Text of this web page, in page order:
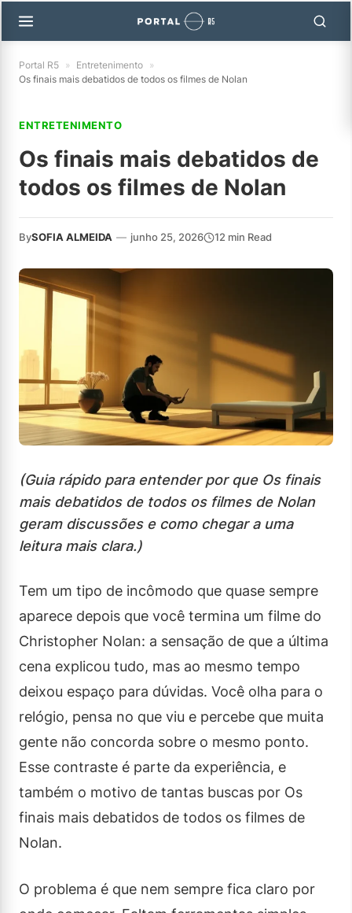
Portal R5 » Entretenimento »
Os finais mais debatidos de todos os filmes de Nolan
ENTRETENIMENTO
Os finais mais debatidos de
todos os filmes de Nolan
BySOFIA ALMEIDA — junho 25, 2026 12 min Read
(Guia rápido para entender por que Os finais
mais debatidos de todos os filmes de Nolan
geram discussões e como chegar a uma
leitura mais clara.)
Tem um tipo de incômodo que quase sempre
aparece depois que você termina um filme do
Christopher Nolan: a sensação de que a última
cena explicou tudo, mas ao mesmo tempo
deixou espaço para dúvidas. Você olha para o
relógio, pensa no que viu e percebe que muita
gente não concorda sobre o mesmo ponto.
Esse contraste é parte da experiência, e
também o motivo de tantas buscas por Os
finais mais debatidos de todos os filmes de
Nolan.
O problema é que nem sempre fica claro por